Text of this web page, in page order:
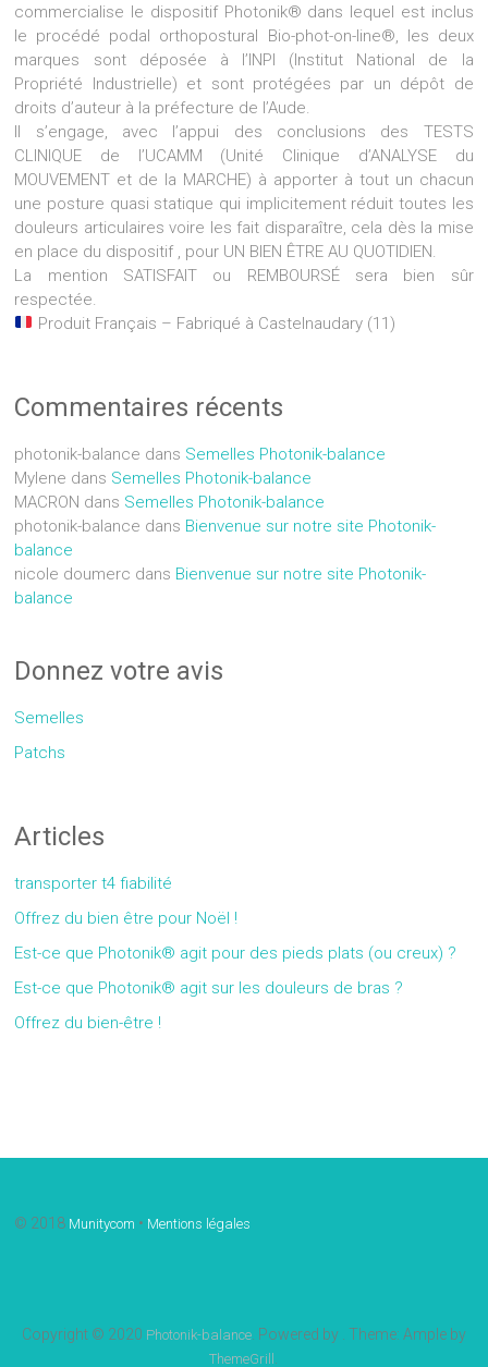
commercialise le dispositif Photonik® dans lequel est inclus
le procédé podal orthopostural Bio-phot-on-line®, les deux
marques sont déposée à l’INPI (Institut National de la
Propriété Industrielle) et sont protégées par un dépôt de
droits d’auteur à la préfecture de l’Aude.
Il s’engage, avec l’appui des conclusions des TESTS
CLINIQUE de l’UCAMM (Unité Clinique d’ANALYSE du
MOUVEMENT et de la MARCHE) à apporter à tout un chacun
une posture quasi statique qui implicitement réduit toutes les
douleurs articulaires voire les fait disparaître, cela dès la mise
en place du dispositif , pour UN BIEN ÊTRE AU QUOTIDIEN.
La mention SATISFAIT ou REMBOURSÉ sera bien sûr
respectée.
Produit Français – Fabriqué à Castelnaudary (11)
Commentaires récents
photonik-balance dans Semelles Photonik-balance
Mylene dans Semelles Photonik-balance
MACRON dans Semelles Photonik-balance
photonik-balance dans Bienvenue sur notre site Photonik-
balance
nicole doumerc dans Bienvenue sur notre site Photonik-
balance
Donnez votre avis
Semelles
Patchs
Articles
transporter t4 fiabilité
Offrez du bien être pour Noël !
Est-ce que Photonik® agit pour des pieds plats (ou creux) ?
Est-ce que Photonik® agit sur les douleurs de bras ?
Offrez du bien-être !
© 2018 Munitycom • Mentions légales
Copyright © 2020 Photonik-balance. Powered by . Theme: Ample by
ThemeGrill